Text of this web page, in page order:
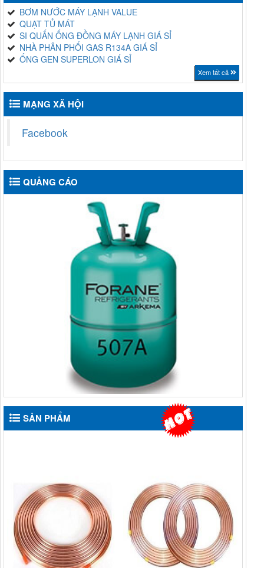
BƠM NƯỚC MÁY LẠNH VALUE
QUẠT TỦ MÁT
SI QUẤN ỐNG ĐỒNG MÁY LẠNH GIÁ SỈ
NHÀ PHÂN PHỐI GAS R134A GIÁ SỈ
ỐNG GEN SUPERLON GIÁ SỈ
Xem tất cả
MẠNG XÃ HỘI
Facebook
QUẢNG CÁO
SẢN PHẨM